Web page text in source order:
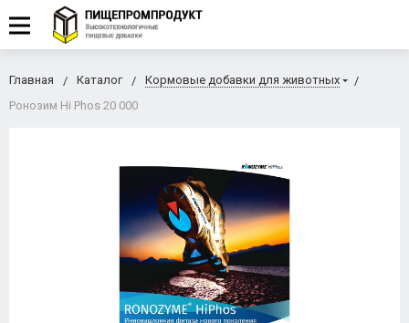
Главная Каталог
Кормовые добавки для животных
Ронозим Hi Phos 20 000